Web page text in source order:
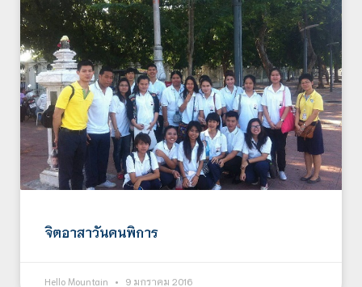
จิตอาสาวันคนพิการ
Hello Mountain 9 มกราคม 2016